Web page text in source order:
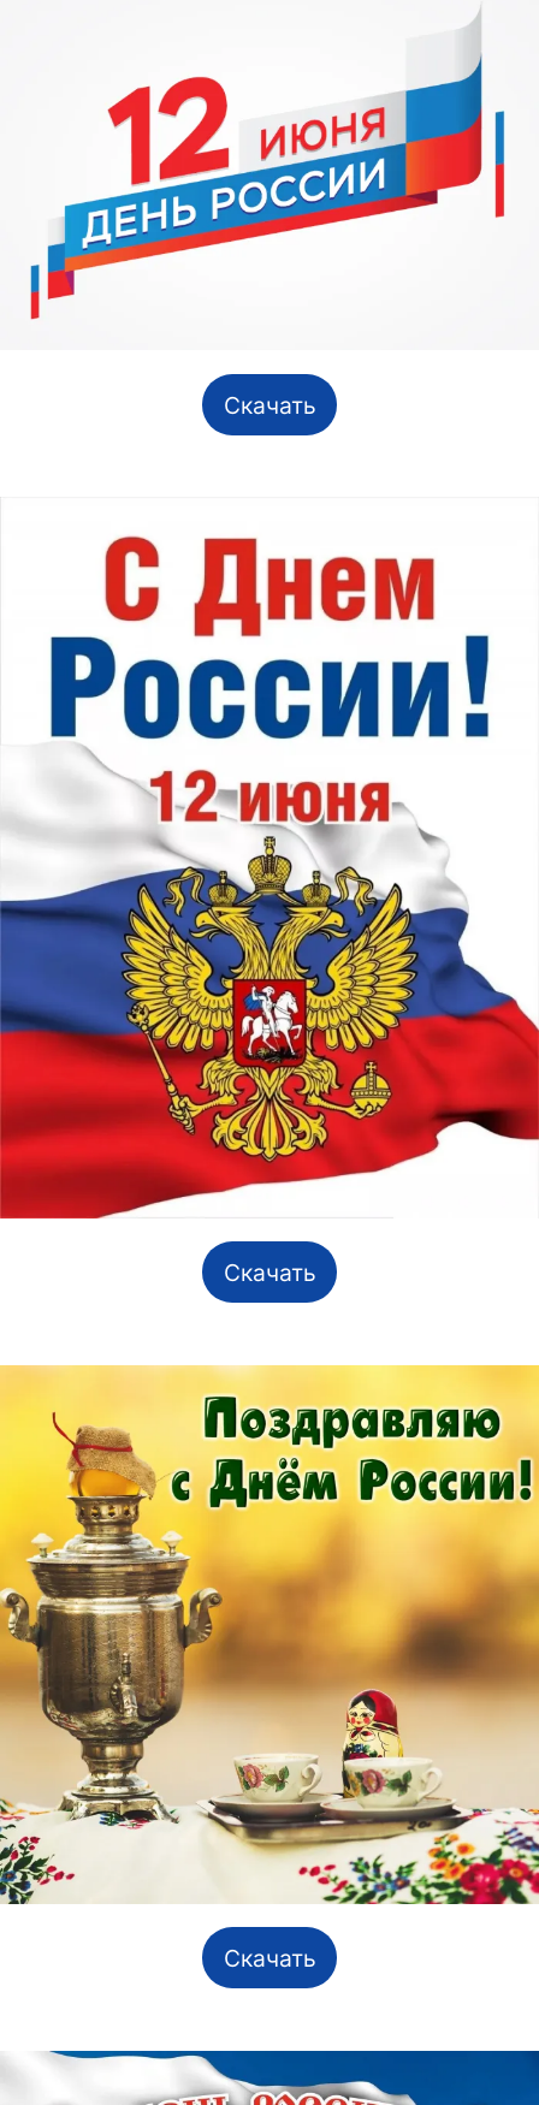
Скачать
Скачать
Скачать